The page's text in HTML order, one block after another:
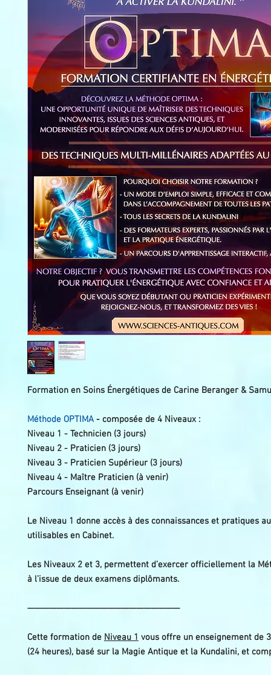
Formation en Soins Énergétiques de Carine Beranger &
Méthode OPTIMA - composée de 4 Niveaux :
Niveau 1 - Technicien (3 jours)
Niveau 2 - Praticien (3 jours)
Niveau 3 - Praticien Supérieur (3 jours)
Niveau 4 - Maître Praticien (à venir)
Parcours Enseignant (à venir)
Le Niveau 1 donne accès à des connaissances et pratiques
utilisables en Cabinet.
Les Niveaux 2 et 3, permettent d’exercer officiellement la
à l’issue de deux examens diplômants.
—————————————————————
Cette formation de Niveau 1 vous offre un enseignement de
(24 heures), basé sur la Magie Antique et la Kundalini, et